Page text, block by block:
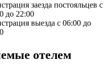
заезда постояльцев с
до 22:00
выезда с 06:00 до
отелем